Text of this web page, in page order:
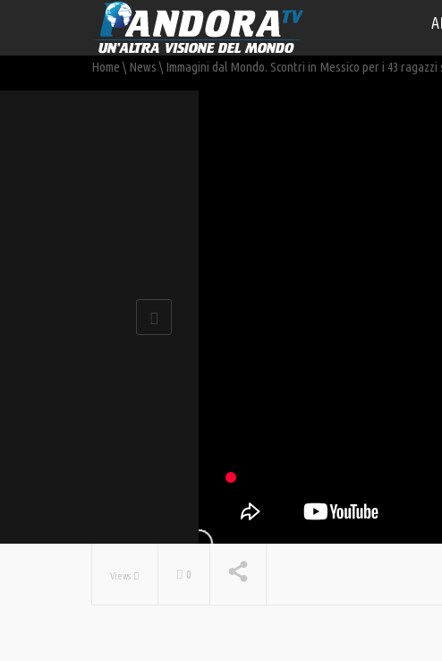
Home \ News \ Immagini dal Mondo. Scontri in Messico per i 43 ragazzi
Views 0